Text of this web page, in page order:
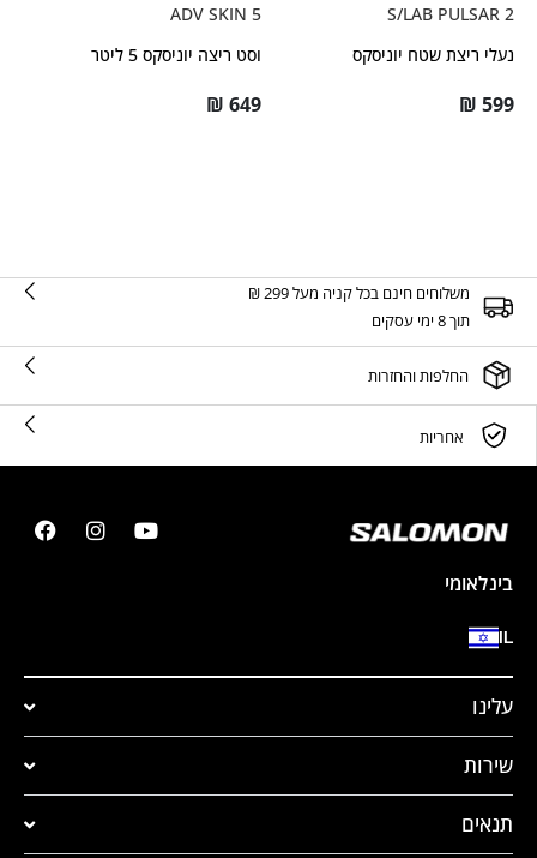
S/LAB PULSAR 2
נעלי ריצת שטח יוניסקס
₪ 599
ADV SKIN 5
וסט ריצה יוניסקס 5 ליטר
₪ 649
משלוחים חינם בכל קניה מעל 299 ₪
תוך 8 ימי עסקים
החלפות והחזרות
אחריות
בינלאומי
IL
עלינו
שירות
תנאים